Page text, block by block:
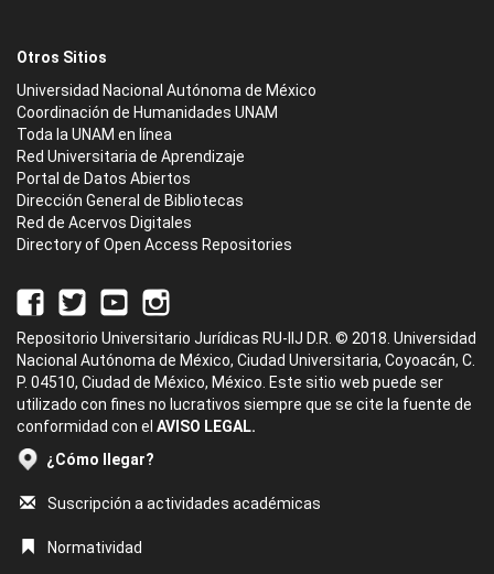
Otros Sitios
Universidad Nacional Autónoma de México
Coordinación de Humanidades UNAM
Toda la UNAM en línea
Red Universitaria de Aprendizaje
Portal de Datos Abiertos
Dirección General de Bibliotecas
Red de Acervos Digitales
Directory of Open Access Repositories
Repositorio Universitario Jurídicas RU-IIJ D.R. © 2018. Universidad
Nacional Autónoma de México, Ciudad Universitaria, Coyoacán, C.
P. 04510, Ciudad de México, México. Este sitio web puede ser
utilizado con fines no lucrativos siempre que se cite la fuente de
conformidad con el AVISO LEGAL.
¿Cómo llegar?
Suscripción a actividades académicas
Normatividad